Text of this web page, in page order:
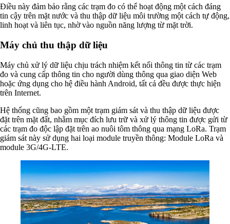
Điều này đảm bảo rằng các trạm đo có thể hoạt động một cách đáng
tin cậy trên mặt nước và thu thập dữ liệu môi trường một cách tự động,
linh hoạt và liên tục, nhờ vào nguồn năng lượng từ mặt trời.
Máy chủ thu thập dữ liệu
Máy chủ xử lý dữ liệu chịu trách nhiệm kết nối thông tin từ các trạm
đo và cung cấp thông tin cho người dùng thông qua giao diện Web
hoặc ứng dụng cho hệ điều hành Android, tất cả đều được thực hiện
trên Internet.
Hệ thống cũng bao gồm một trạm giám sát và thu thập dữ liệu được
đặt trên mặt đất, nhằm mục đích lưu trữ và xử lý thông tin được gửi từ
các trạm đo độc lập đặt trên ao nuôi tôm thông qua mạng LoRa. Trạm
giám sát này sử dụng hai loại module truyền thông: Module LoRa và
module 3G/4G-LTE.